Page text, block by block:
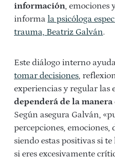
información, emociones
informa la psicóloga
trauma, Beatriz Galván.
Este diálogo interno
tomar decisiones,
experiencias y regular las
dependerá de la
Según asegura Galván,
percepciones, emociones,
siendo estas positivas si
si eres excesivamente